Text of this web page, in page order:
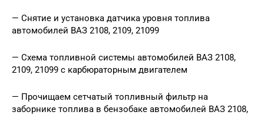
— Снятие и установка датчика уровня топлива
автомобилей ВАЗ 2108, 2109, 21099
— Схема топливной системы автомобилей ВАЗ 2108,
2109, 21099 с карбюраторным двигателем
— Прочищаем сетчатый топливный фильтр на
заборнике топлива в бензобаке автомобилей ВАЗ 2108,